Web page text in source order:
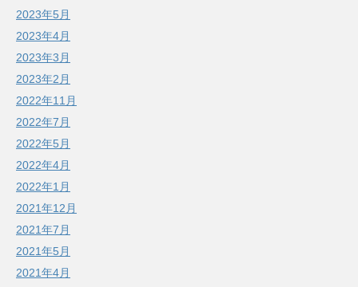
2023年5月
2023年4月
2023年3月
2023年2月
2022年11月
2022年7月
2022年5月
2022年4月
2022年1月
2021年12月
2021年7月
2021年5月
2021年4月